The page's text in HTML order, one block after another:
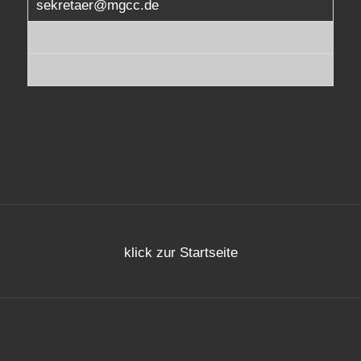
sekretaer@mgcc.de
klick zur Startseite